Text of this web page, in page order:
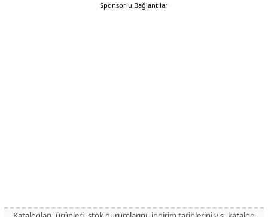
Sponsorlu Bağlantılar